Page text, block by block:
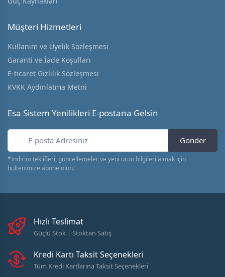
Müşteri Hizmetleri
Kullanım ve Üyelik Sözleşmesi
Garanti ve İade Koşulları
E-ticaret Gizlilik Sözleşmesi
KVKK Aydınlatma Metni
Esa Sistem Yenilikleri E-postana Gelsin
Gönder
*İndirim teklifleri, güncellemeler ve yeni ürün bilgileri almak için
bültenimize abone olun.
Hızlı Teslimat
Güçlü Stok | Stoktan Satış
Kredi Kartı Taksit Seçenekleri
Tüm Kredi Kartlarına Taksit Seçenekleri